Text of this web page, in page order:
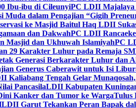
Ibu-ibu di CileunyiPC LDII Majalaya
dalam Pengajian “Gigih
ke Masjid Baitul Haq LDII
dan DakwahPC LDII
Masjid dan Ukhuwah IslamiyahPC
29 Karakter Luhur pada Remaja
Generasi Berkarakter Luhur dan
Generus Caberawit untuk Isi
Kaliabang Tengah Gelar
PancasilaLDII Kabupaten
Kanker dan Tumor ke WargaTulus
LDII Garut Tekankan Peran Bapak